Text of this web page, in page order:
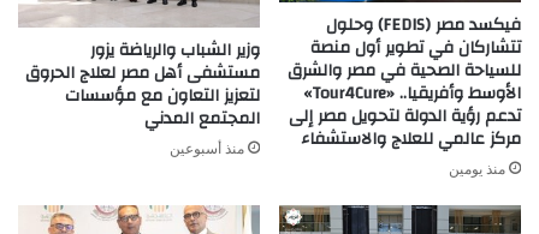
فيكسد مصر (FEDIS) وحلول
تتشاركان في تطوير أول منصة
للسياحة الصحية في مصر والشرق
الأوسط وأفريقيا.. «Tour4Cure»
تدعم رؤية الدولة لتحويل مصر إلى
مركز عالمي للعلاج والاستشفاء
منذ يومين
وزير الشباب والرياضة يزور
مستشفى أهل مصر لعلاج الحروق
لتعزيز التعاون مع مؤسسات
المجتمع المدني
منذ أسبوعين